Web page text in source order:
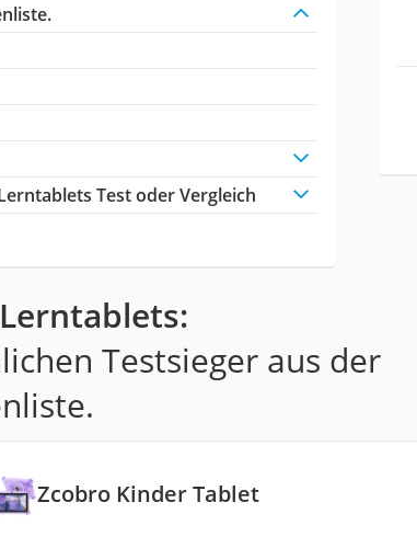
Test oder Vergleich
Testsieger aus der
Zcobro Kinder Tablet